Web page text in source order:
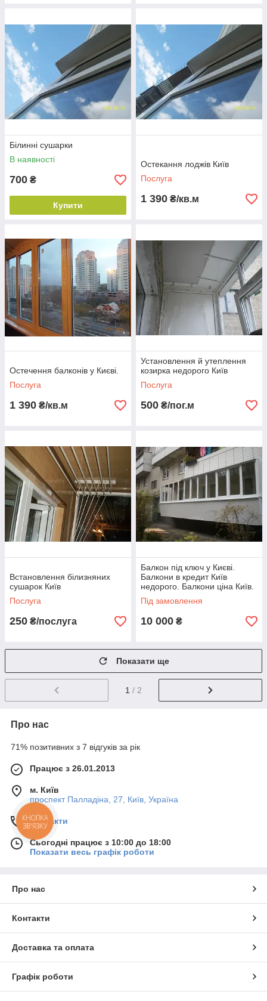
Білинні сушарки
В наявності
700 ₴
Купити
Остекання лоджів Київ
Послуга
1 390 ₴/кв.м
Остечення балконів у Києві.
Послуга
1 390 ₴/кв.м
Установлення й утеплення
козирка недорого Київ
Послуга
500 ₴/пог.м
Встановлення білизняних
сушарок Київ
Послуга
250 ₴/послуга
Балкон під ключ у Києві.
Балкони в кредит Київ
недорого. Балкони ціна Київ.
Під замовлення
10 000 ₴
Показати ще
1 / 2
Про нас
71% позитивних з 7 відгуків за рік
Працює з 26.01.2013
м. Київ
проспект Палладіна, 27, Київ, Україна
Контакти
Сьогодні працює з 10:00 до 18:00
Показати весь графік роботи
Про нас
Контакти
Доставка та оплата
Графік роботи
КНОПКА
ЗВ'ЯЗКУ